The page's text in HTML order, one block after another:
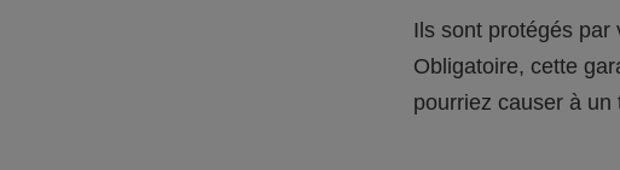
Ils sont protégés par
Obligatoire, cette
pourriez causer à